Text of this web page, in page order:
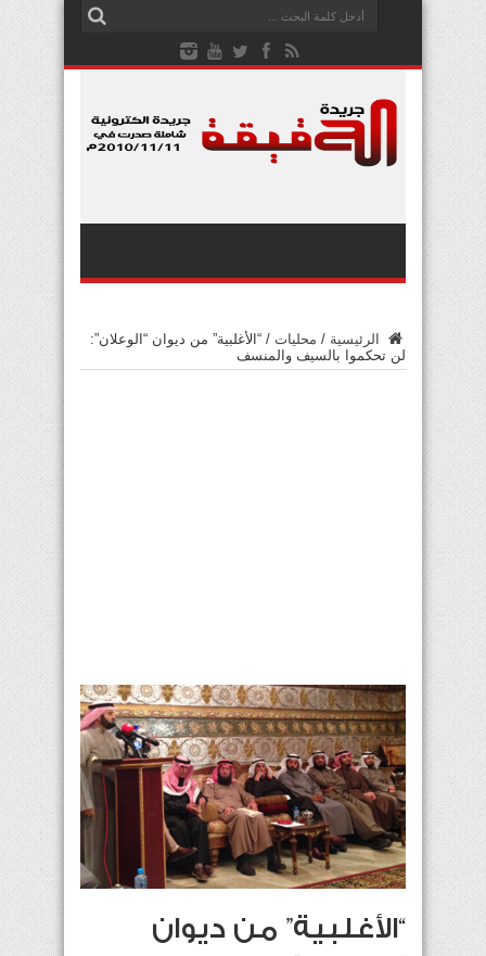
الرئيسية / محليات / “الأغلبية” من ديوان “الوعلان”:
لن تحكموا بالسيف والمنسف
“الأغلبية” من ديوان